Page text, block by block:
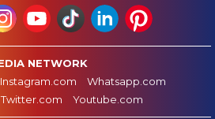
NETWORK
Instagram.com
Whatsapp.com
Twitter.com Youtube.com